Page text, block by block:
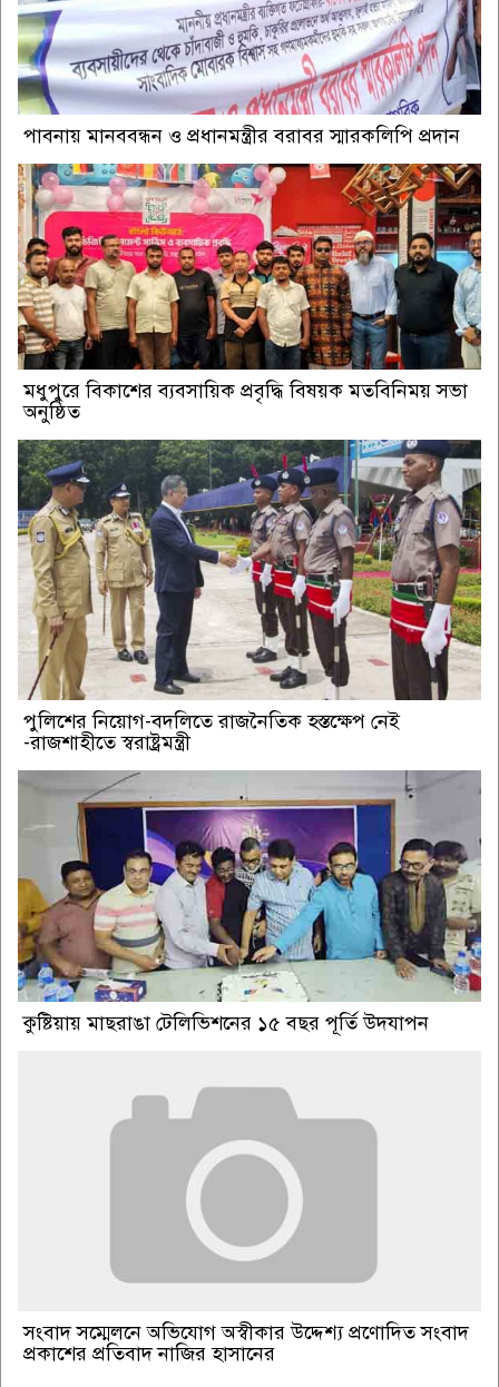
পাবনায় মানববন্ধন ও প্রধানমন্ত্রীর বরাবর স্মারকলিপি প্রদান
মধুপুরে বিকাশের ব্যবসায়িক প্রবৃদ্ধি বিষয়ক মতবিনিময় সভা
অনুষ্ঠিত
পুলিশের নিয়োগ-বদলিতে রাজনৈতিক হস্তক্ষেপ নেই
-রাজশাহীতে স্বরাষ্ট্রমন্ত্রী
কুষ্টিয়ায় মাছরাঙা টেলিভিশনের ১৫ বছর পূর্তি উদযাপন
সংবাদ সম্মেলনে অভিযোগ অস্বীকার উদ্দেশ্য প্রণোদিত সংবাদ
প্রকাশের প্রতিবাদ নাজির হাসানের